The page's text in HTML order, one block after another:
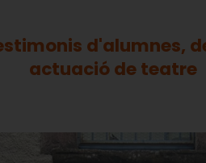
d'alumnes,
actuació de teatre